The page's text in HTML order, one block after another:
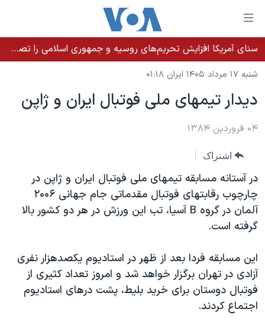
لینکهای
قابل
دسترسی
جهش
محتوای
جهش
اصلی
جهش
به
جستجو
خانه
نسخه سبک وب‌سایت
موضوع ها
ایران
ورزشی
گزیده‌ها
ویدیوها
فرهنگ و زندگی
حقوق شهروندی
برنامه های تلویزیونی
جدول برنامه ها
صفحه‌های ویژه
جام جهانی ۲۰۲۶
عملیات خشم حماسی
بایگانی برنامه‌های تلویزیونی
مستندها
انتخابات ریاست جمهوری آمریکا ۲۰۲۴
فرکانس‌های صدای آمریکا
پخش رادیویی
دنبال کنید
سنای آمریکا افزایش تحریم‌های روسیه و جمهوری اسلامی را تصویب کرد؛ زلنسکی از این اقدام تشکر کرد
شنبه ۱۷ مرداد ۱۴۰۵ ایران ۰۱:۱۸
ديدار تيمهای ملی فوتبال ايران و ژاپن
۰۴ فروردین ۱۳۸۴
اشتراک
در آستانه مسابقه تيمهای ملی فوتبال ايران و ژاپن در
چارچوب رقابتهای فوتبال مقدماتی جام جهانی ۲۰۰۶
آلمان در گروه B آسيا، تب اين ورزش در هر دو کشور بالا
گرفته است.
اين مسابقه فردا بعد از ظهر در استاديوم يکصدهزار نفری
آزادی در تهران برگزار خواهد شد و امروز تعداد کثيری از
فوتبال دوستان برای خريد بليط، پشت درهای استاديوم
اجتماع کردند.